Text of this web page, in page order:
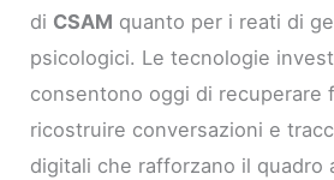
di CSAM quanto per i reati di
psicologici. Le tecnologie
consentono oggi di recuperare
ricostruire conversazioni e
digitali che rafforzano il quadro